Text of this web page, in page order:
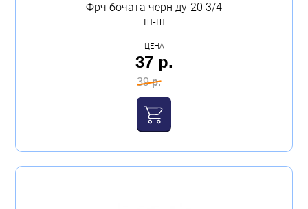
Фрч бочата черн ду-20 3/4
ш-ш
ЦЕНА
37 р.
39 р.